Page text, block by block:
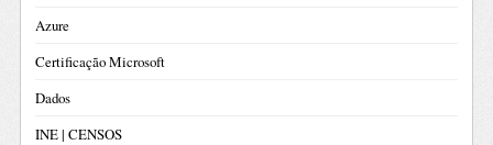
Azure
Certificação Microsoft
Dados
INE | CENSOS